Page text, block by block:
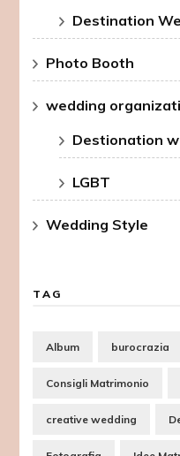
Destination
Photo Booth
wedding
Destionation
LGBT
Wedding Style
TAG
Album burocrazia
Consigli Matrimonio
creative wedding